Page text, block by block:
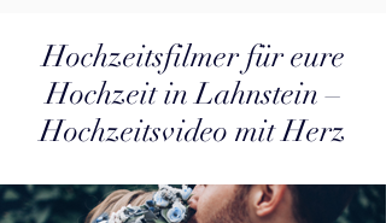
Hochzeitsfilmer für eure
Hochzeit in Lahnstein –
Hochzeitsvideo mit Herz